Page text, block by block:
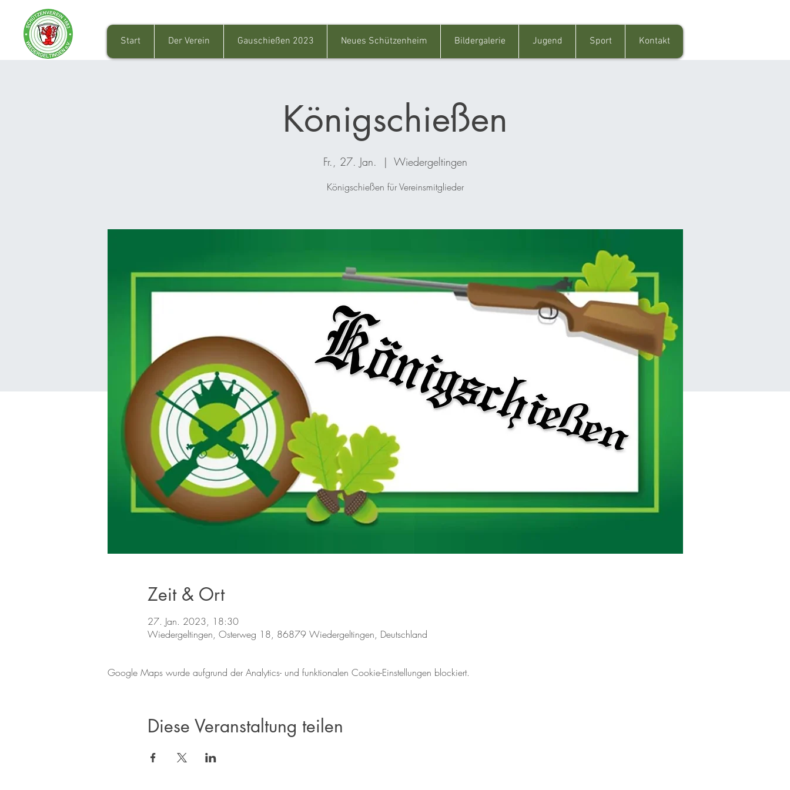
Königschießen
Fr., 27. Jan.
  |
Wiedergeltingen
Königschießen für Vereinsmitglieder
Zeit & Ort
27. Jan. 2023, 18:30
Wiedergeltingen, Osterweg 18, 86879 Wiedergeltingen, Deutschland
Google Maps wurde aufgrund der Analytics- und funktionalen Cookie-Einstellungen blockiert.
Diese Veranstaltung teilen
Start Der Verein Gauschießen 2023 Neues Schützenheim Bildergalerie Jugend Sport Kontakt